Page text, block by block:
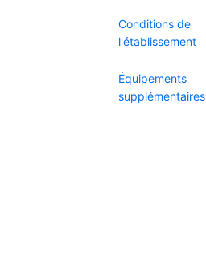
Conditions de
l'établissement
Équipements
supplémentaires